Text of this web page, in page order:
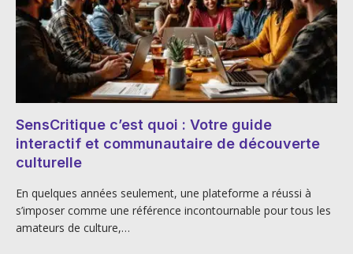
SensCritique c’est quoi : Votre guide
interactif et communautaire de découverte
culturelle
En quelques années seulement, une plateforme a réussi à
s’imposer comme une référence incontournable pour tous les
amateurs de culture,…